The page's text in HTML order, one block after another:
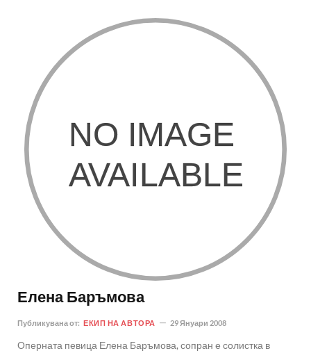
Елена Баръмова
Публикувана от: ЕКИП НА АВТОРА 29 Януари 2008
Оперната певица Елена Баръмова, сопран е солистка в